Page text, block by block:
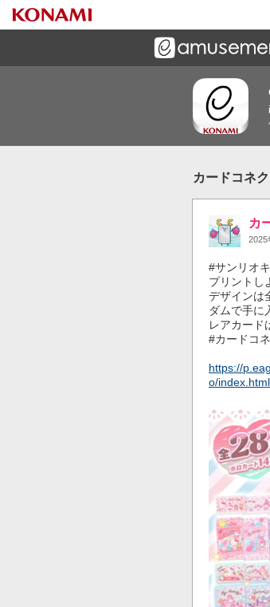
ゲームと連携したコミュニケーションアプリ
カードコネ
カ
2025
#サンリオ
プリントし
デザインは
ダムで手
レアカード
#カードコ
https://
o/index.html